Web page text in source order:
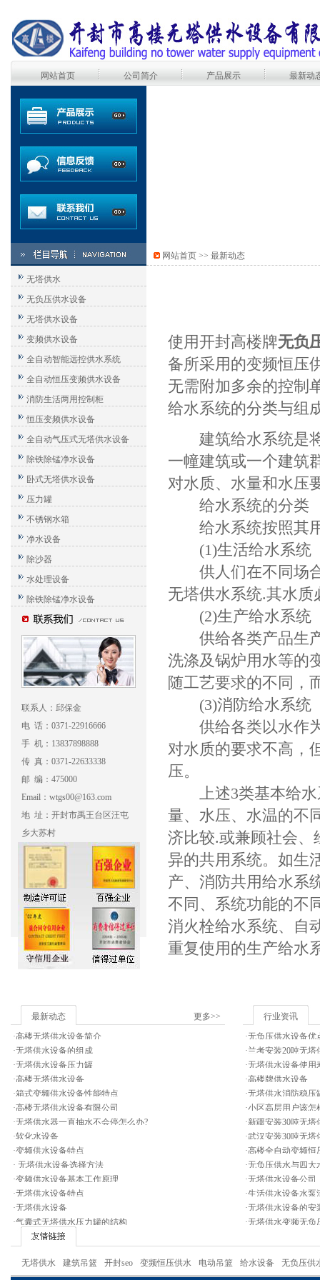
网站首页 公司简介 产品展示 最新动
无塔供水
无负压供水设备
无塔供水设备
变频供水设备
全自动智能远控供水系统
全自动恒压变频供水设备
消防生活两用控制柜
恒压变频供水设备
全自动气压式无塔供水设备
除铁除锰净水设备
卧式无塔供水设备
压力罐
不锈钢水箱
净水设备
除沙器
水处理设备
除铁除锰净水设备
联系人：邱保金
电 话：0371-22916666
手 机：13837898888
传 真：0371-22633338
邮 编：475000
Email：wtgs00@163.com
地 址：开封市禹王台区汪屯
乡大苏村
网站首页 >> 最新动态
使用开封高楼牌无负
备所采用的变频恒压
无需附加多余的控制
给水系统的分类与组
建筑给水系统是将
一幢建筑或一个建筑
对水质、水量和水压
给水系统的分类
给水系统按照其
(1)生活给水系统
供人们在不同场合
无塔供水系统.其水
(2)生产给水系统
供给各类产品生产
洗涤及锅炉用水等的
随工艺要求的不同，
(3)消防给水系统
供给各类以水作为
对水质的要求不高，
压。
上述3类基本给水
量、水压、水温的不
济比较.或兼顾社会、
异的共用系统。如生
产、消防共用给水系
不同、系统功能的不
消火栓给水系统、自
重复使用的生产给水
最新动态
更多>>
·高楼无塔供水设备简介
·无塔供水设备的组成
·无塔供水设备压力罐
·高楼无塔供水设备
·箱式变频供水设备性能特点
·高楼无塔供水设备有限公司
·无塔供水器一直抽水不会停怎么办?
·软化水设备
·变频供水设备特点
· 无塔供水设备选择方法
·变频供水设备基本工作原理
·无塔供水设备特点
·无塔供水设备
·气囊式无塔供水压力罐的结构
行业资讯
·无负压供水设备优
·兰考安装20吨无塔
·无塔供水设备使用
·高楼牌供水设备
·无塔供水消防稳压
·小区高层用户该怎
·新疆安装30吨无塔
·武汉安装30吨无塔
·高楼全自动变频恒
·无负压供水与四大
·无塔供水设备公司
·生活供水设备水泵
·无塔供水设备的安
·无塔供水变频无负
无塔供水 建筑吊篮 开封seo 变频恒压供水 电动吊篮 给水设备 无负压供